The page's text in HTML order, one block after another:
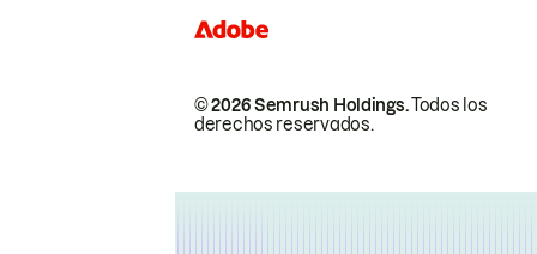
© 2026 Semrush Holdings.Todos los
derechos reservados.